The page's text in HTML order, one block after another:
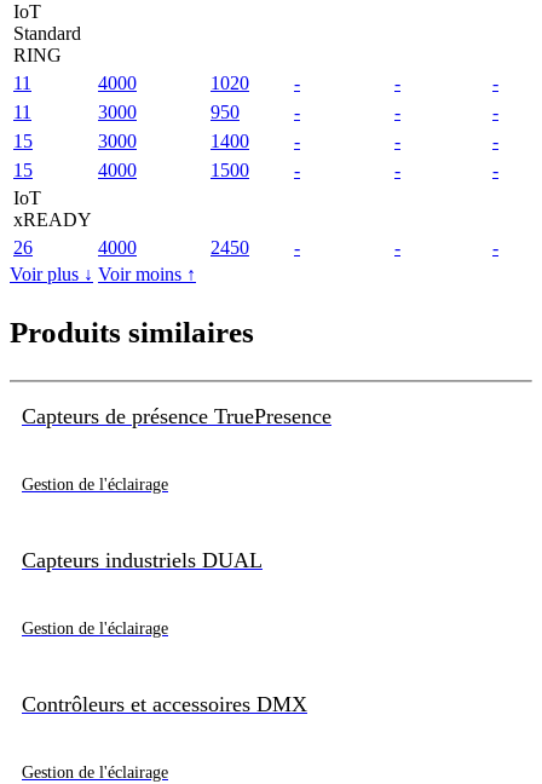
IoT
Standard
RING
11
4000 1020 - -
-
11
3000 950 - -
-
15
3000 1400 - -
-
15
4000 1500 - -
-
IoT
xREADY
26
4000 2450 - -
-
Voir plus ↓ Voir moins ↑
Produits similaires
Capteurs de présence TruePresence
Gestion de l'éclairage
Capteurs industriels DUAL
Gestion de l'éclairage
Contrôleurs et accessoires DMX
Gestion de l'éclairage